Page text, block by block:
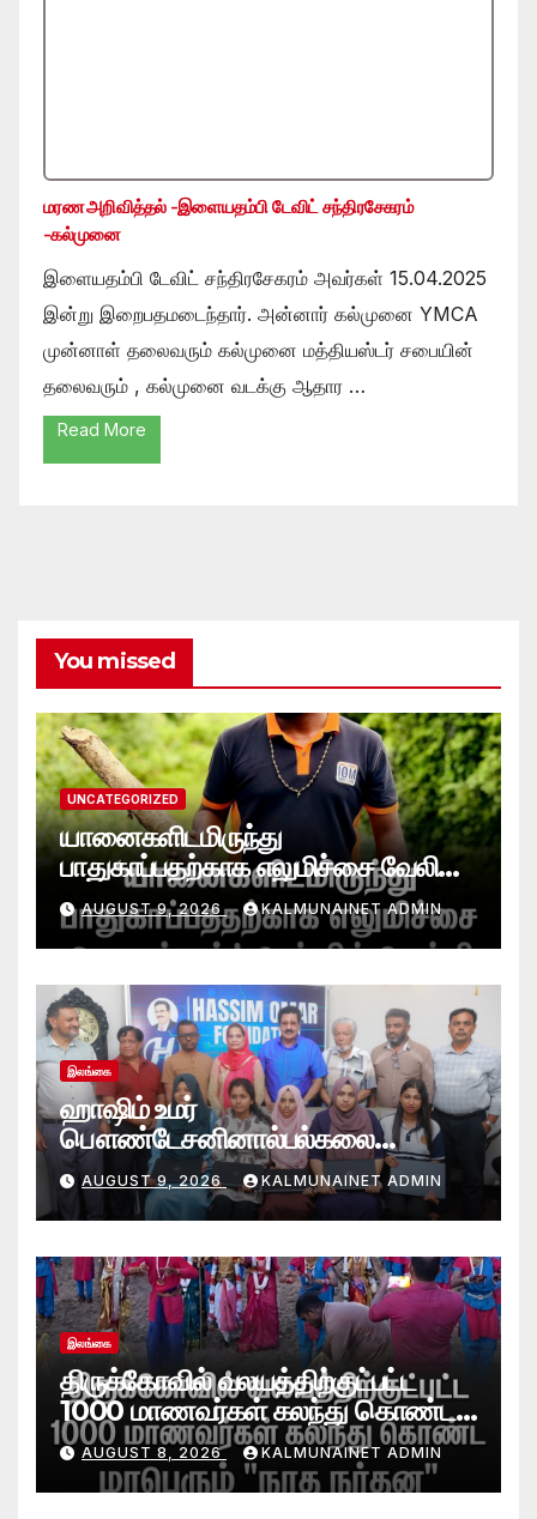
மரண அறிவித்தல் -இளையதம்பி டேவிட் சந்திரசேகரம்
-கல்முனை
இளையதம்பி டேவிட் சந்திரசேகரம் அவர்கள் 15.04.2025
இன்று இறைபதமடைந்தார். அன்னார் கல்முனை YMCA
முன்னாள் தலைவரும் கல்முனை மத்தியஸ்டர் சபையின்
தலைவரும் , கல்முனை வடக்கு ஆதார …
Read More
You missed
UNCATEGORIZED
யானைகளிடமிருந்து
பாதுகாப்பதற்காக எலுமிச்சை வேலி
அமைத்தல்’ ஆய்வில் வெற்றி
என்கிறார் வினோஜ்குமார்
AUGUST 9, 2026 KALMUNAINET ADMIN
இலங்கை
ஹாஷிம் உமர்
பௌண்டேசனினால்பல்கலை
மாணவர்களுக்குமடி கணனி
அன்பளிப்பு.!
AUGUST 9, 2026 KALMUNAINET ADMIN
இலங்கை
திருக்கோவில் வலயத்திற்குட்பட்ட
1000 மாணவர்கள் கலந்து கொண்ட
“நாத நர்தன” கலை நிகழ்வு.
AUGUST 8, 2026 KALMUNAINET ADMIN